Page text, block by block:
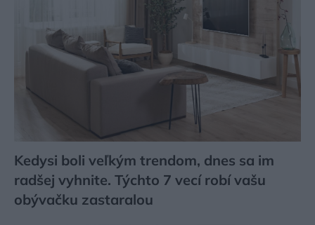
Kedysi boli veľkým trendom, dnes sa im
radšej vyhnite. Týchto 7 vecí robí vašu
obývačku zastaralou